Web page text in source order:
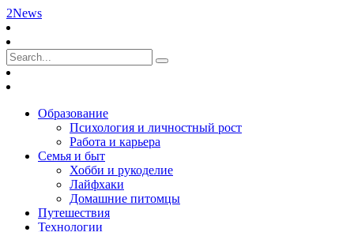
2News
Образование
Психология и личностный рост
Работа и карьера
Семья и быт
Хобби и рукоделие
Лайфхаки
Домашние питомцы
Путешествия
Технологии